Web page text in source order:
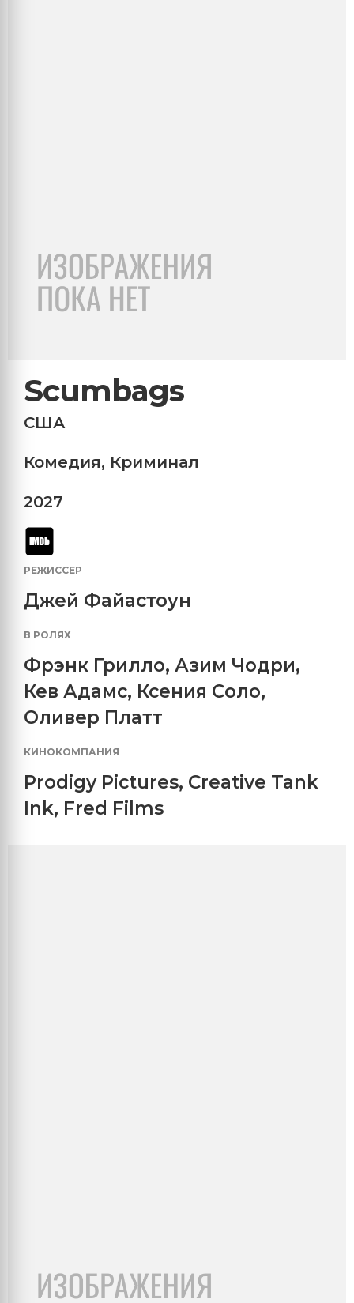
Scumbags
США
Комедия, Криминал
2027
РЕЖИССЕР
Джей Файастоун
В РОЛЯХ
Фрэнк Грилло, Азим Чодри,
Кев Адамс, Ксения Соло,
Оливер Платт
КИНОКОМПАНИЯ
Prodigy Pictures, Creative Tank
Ink, Fred Films